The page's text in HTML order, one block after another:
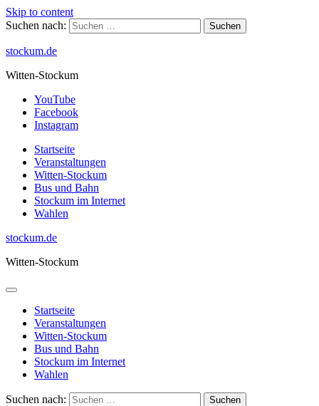
Skip to content
Suchen nach:
stockum.de
Witten-Stockum
YouTube
Facebook
Instagram
Startseite
Veranstaltungen
Witten-Stockum
Bus und Bahn
Stockum im Internet
Wahlen
stockum.de
Witten-Stockum
Startseite
Veranstaltungen
Witten-Stockum
Bus und Bahn
Stockum im Internet
Wahlen
Suchen nach: